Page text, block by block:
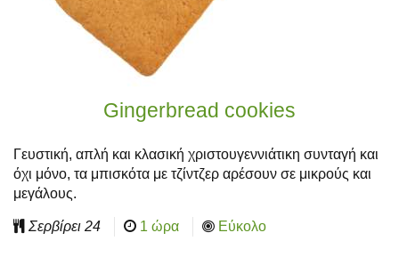
Gingerbread cookies
Γευστική, απλή και κλασική χριστουγεννιάτικη συνταγή και
όχι μόνο, τα μπισκότα με τζίντζερ αρέσουν σε μικρούς και
μεγάλους.
Σερβίρει 24 1 ώρα Εύκολο